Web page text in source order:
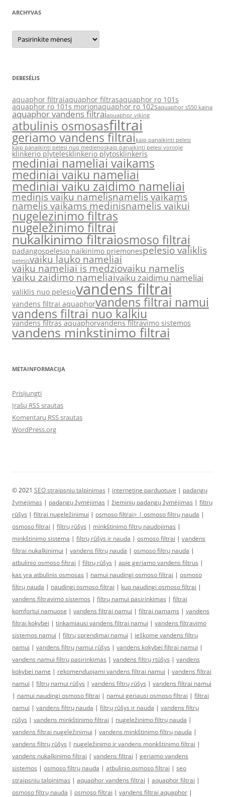
ARCHYVAS
Archyvas
DEBESĖLIS
aquaphor filtraiaquaphor filtrasaquaphor ro 101s
aquaphor ro 101s morionaquaphor ro 102saquaphor s550 kaina
aquaphor vandens filtraiaquaphor viking
atbulinis osmosasfiltrai
geriamo vandens filtraikaip panaikinti pelesi
kaip panaikinti pelesi nuo medienoskaip panaikinti pelesi vonioje
klinkerio plytelesklinkerio plytosklinkeris
mediniai nameliai vaikams
mediniai vaiku nameliai
mediniai vaiku zaidimo nameliai
medinis vaiku namelisnamelis vaikams
namelis vaikams medinisnamelis vaikui
nugelezinimo filtras
nugeležinimo filtrai
nukalkinimo filtraiosmoso filtrai
padangospelesio naikinimo priemonespelesio valiklis
pelesisvaiku lauko nameliai
vaiku nameliai is medziovaiku namelis
vaiku zaidimo nameliaivaiku zaidimu nameliai
valiklis nuo pelesiovandens filtrai
vandens filtrai aquaphorvandens filtrai namui
vandens filtrai nuo kalkiu
vandens filtras aquaphorvandens filtravimo sistemos
vandens minkstinimo filtrai
METAINFORMACIJA
Prisijungti
Įrašų RSS srautas
Komentarų RSS srautas
WordPress.org
© 2021 SEO straipsniu talpinimas | internetine parduotuve | padangų
žymėjimas | padangų žymėjimas | žieminių padangų žymėjimas | filtrų
rūšys | filtrai nugeležinimui | osmoso filtrai> | osmoso filtrų nauda |
osmoso filtrai | filtrų rūšys | minkštinimo filtrų naudojimas |
minkštinimo sistema | filtrų rūšys ir nauda | osmoso filtrai | vandens
filtrai nukalkinimui | vandens filtrų nauda | osmoso filtrų nauda |
atbulinio osmoso filtrai | filtrų rūšys | apie geriamo vandens filtrus |
kas yra atbulinis osmosas | namui naudingi osmoso filtrai | osmoso
filtrų nauda | naudingi osmoso filtrai | kuo naudingi osmoso filtrai |
vandens filtravimo sistemos | filtrų namui pasirinkimas | filtrai
komfortui namuose | vandens filtrai namui | filtrai namams | vandens
filtrai kokybei | tinkamiausi vandens filtrai namui | vandens filtravimo
sistemos namui | filtrų sprendimai namui | ieškome vandens filtrų
namui | vandens filtrų namui rūšys | vandens kokybei filtrai namui |
vandens namui filtrų pasirinkimas | vandens filtrų rtūšys | vandens
kokybei name | rekomenduojami vandens filtrai namui | vandens filtrai
namui | filtrų namui rūšys | vandens filtrų rūšys | vandens filtrai namui
| namui naudingi osmoso filtrai | namui geriausi osmoso filtrai | filtrai
namui | vandens filtrų nauda | filtrų rūšys ir nauda | vandens filtrų
rūšys | vandens minkštinimo filtrai | nugeležinimo filtrų nauda |
vandens filtrai nugeležinimui | vandens minkštinimo filtrų nauda |
vandens filtrų rūšys | nugeležinimo ir vandens monkštinimo filtrai |
vandens nukalkinimo filtrai | vandens filtrai | geriamo vandens
sistemos | osmoso filtrų nauda | atbulinio osmoso filtrai | seo
straipsniu talpinimas | aquaphor vandens filtrai | aquaphor filtrai |
osmoso filtrų nauda | osmoso filtrai | vandens filtrai aquaphor |